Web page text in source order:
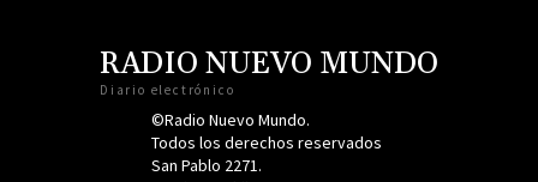
RADIO NUEVO MUNDO
Diario electrónico
©Radio Nuevo Mundo.
Todos los derechos reservados
San Pablo 2271.